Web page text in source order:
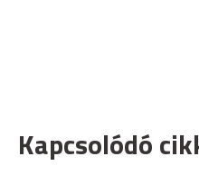
Kapcsolódó